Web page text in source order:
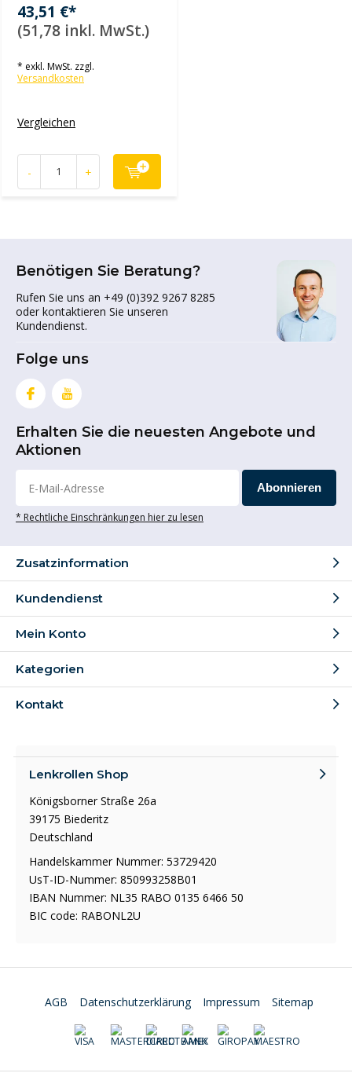
43,51 €*
(51,78 inkl. MwSt.)
* exkl. MwSt. zzgl.
Versandkosten
Vergleichen
- +
Benötigen Sie Beratung?
Rufen Sie uns an +49 (0)392 9267 8285
oder kontaktieren Sie unseren
Kundendienst.
Folge uns
Erhalten Sie die neuesten Angebote und
Aktionen
Abonnieren
* Rechtliche Einschränkungen hier zu lesen
Zusatzinformation
Kundendienst
Mein Konto
Kategorien
Kontakt
Lenkrollen Shop
Königsborner Straße 26a
39175 Biederitz
Deutschland
Handelskammer Nummer: 53729420
UsT-ID-Nummer: 850993258B01
IBAN Nummer: NL35 RABO 0135 6466 50
BIC code: RABONL2U
AGB Datenschutzerklärung Impressum Sitemap